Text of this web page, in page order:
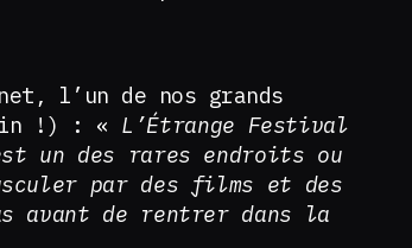
l’un de nos grands
!) : « L’Étrange Festival
un des rares endroits ou
par des films et des
avant de rentrer dans la